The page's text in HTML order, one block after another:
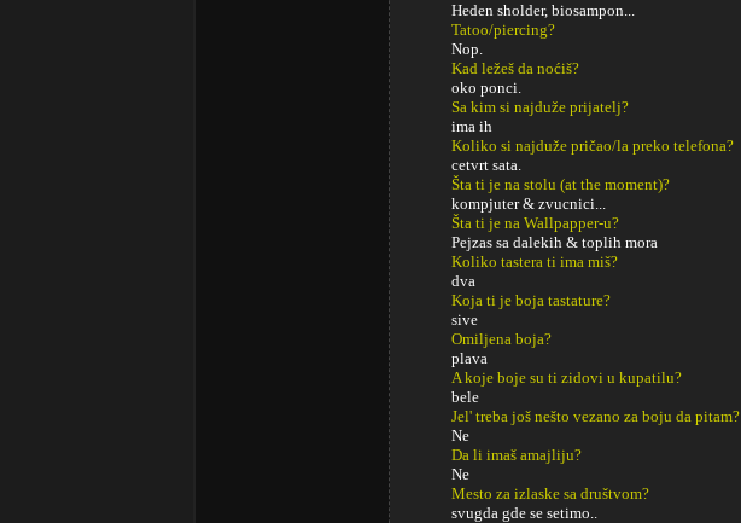
Heden sholder, biosampon...
Tatoo/piercing?
Nop.
Kad ležeš da noćiš?
oko ponci.
Sa kim si najduže prijatelj?
ima ih
Koliko si najduže pričao/la preko telefona?
cetvrt sata.
Šta ti je na stolu (at the moment)?
kompjuter & zvucnici...
Šta ti je na Wallpapper-u?
Pejzas sa dalekih & toplih mora
Koliko tastera ti ima miš?
dva
Koja ti je boja tastature?
sive
Omiljena boja?
plava
A koje boje su ti zidovi u kupatilu?
bele
Jel' treba još nešto vezano za boju da pitam?
Ne
Da li imaš amajliju?
Ne
Mesto za izlaske sa društvom?
svugda gde se setimo..